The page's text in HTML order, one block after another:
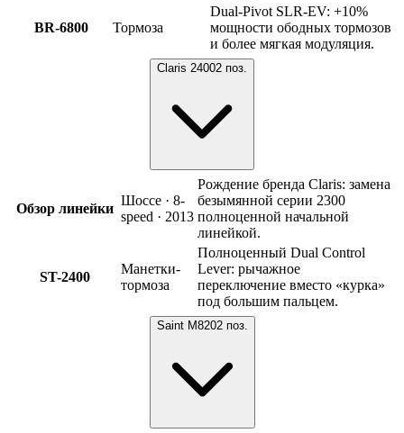
BR-6800 Тормоза
Dual-Pivot SLR-EV: +10%
мощности ободных тормозов
и более мягкая модуляция.
Claris 24002 поз.
Обзор линейки
Шоссе · 8-
speed · 2013
Рождение бренда Claris: замена
безымянной серии 2300
полноценной начальной
линейкой.
ST-2400
Манетки-
тормоза
Полноценный Dual Control
Lever: рычажное
переключение вместо «курка»
под большим пальцем.
Saint M8202поз.